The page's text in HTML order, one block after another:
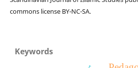
commons license BY-NC-SA.
Keywords